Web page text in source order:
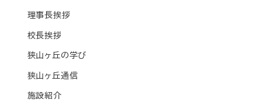
理事長挨拶
校長挨拶
狭山ヶ丘の学び
狭山ヶ丘通信
施設紹介